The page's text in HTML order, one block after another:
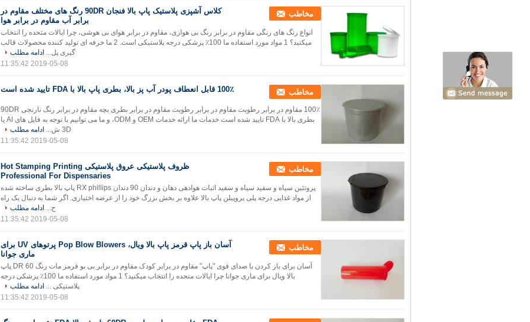
کلاس آشپزی پلاستیک پاپ بالا فنجان 90DR رنگ های مختلف مقاوم در
برابر آب مقاوم در برابر هوا
مخاطب
انواع رنگ های رنگی مقاوم در برابر رنگ بی هوازی، مقاوم در برابر هوای بی هوشی، چرا ایالات متحده را انتخاب
میکنید؟ 1 مواد مورد استفاده ما 100٪ پزشکی درجه پلاستیکی است. 2 ما حرفه ای تولید کننده محصولات قالب
گیری پل... ادامه مطلب
2019-05-08 11:35:42
100٪ قابل انعطاف پودر آب پز بالا، بطری پاپ بالا با FDA تایید شده است مخاطب
100٪ مقاوم در برابر رطوبت مقاوم در برابر رطوبت مقاوم در برابر بطری بچه مقاوم در برابر رنگ نارنجی 90DR
بطری بالا با FDA تایید شده است خدمات ما ارائه خدمات OEM و ODM، و ما می توانیم با توجه به فایل های AI یا
3D ش...
ادامه مطلب
2019-05-08 11:35:42
ظروف پلاستیکی عروق پلاستیکی Hot Stamping Printing
Professional For Dispensaries
مخاطب
پروتئین سیاه و سفید سیاه و سفید اثبات هوادهی دهان و دندان 90 دندان RX phillips پاپ بالا بطری ساخته شده
از مواد غذایی درجه پلی پروپیلن پاپ بالا علاوه بر بخش بزرگ خود را از عرضه اختیاری. اگر شما به دنبال یک راه
ح... ادامه مطلب
2019-05-08 11:35:42
آسان باز پاپ قرمز پاپ بالا ویال، Pop Blow Blowers پرتوهای UV برای
ماری جوانا
مخاطب
آسان برای باز کردن با صدای قوی "پاپ" مقاوم در برابر کودک مقاوم در برابر بی بو قرمز مات رنگ 60 DR پاپ
بالا ویال برای ماری جوانا چرا ایالات متحده را انتخاب میکنید؟ 1 مواد مورد استفاده ما 100٪ پزشکی درجه
پلاستیکی ... ادامه مطلب
2019-05-08 11:35:42